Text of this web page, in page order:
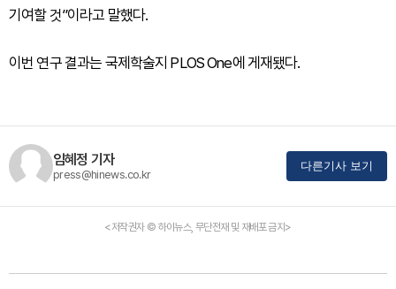
기여할 것”이라고 말했다.
이번 연구 결과는 국제학술지 PLOS One에 게재됐다.
임혜정 기자
press@hinews.co.kr
다른기사 보기
<저작권자 © 하이뉴스, 무단전재 및 재배포 금지>